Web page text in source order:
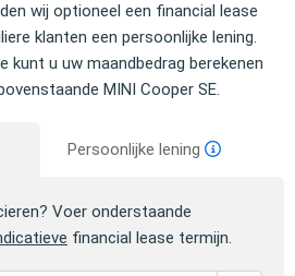
wij optioneel een financial lease
klanten een persoonlijke lening.
kunt u uw maandbedrag berekenen
MINI Cooper SE.
Persoonlijke lening
Voer onderstaande
financial lease termijn.